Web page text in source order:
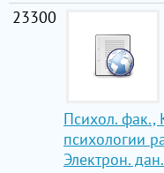
23300
Психол. фак.,
психологии
Электрон.